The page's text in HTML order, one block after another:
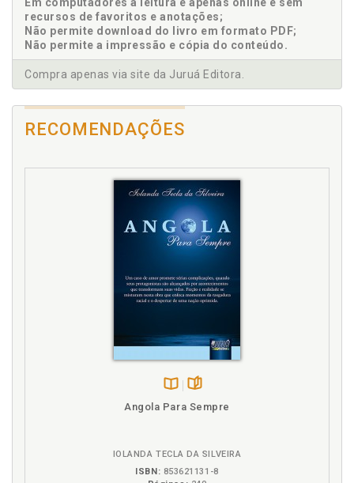
Em computadores a leitura é apenas online e sem
recursos de favoritos e anotações;
Não permite download do livro em formato PDF;
Não permite a impressão e cópia do conteúdo.
Compra apenas via site da Juruá Editora.
RECOMENDAÇÕES
Angola Para Sempre
IOLANDA TECLA DA SILVEIRA
ISBN: 853621131-8